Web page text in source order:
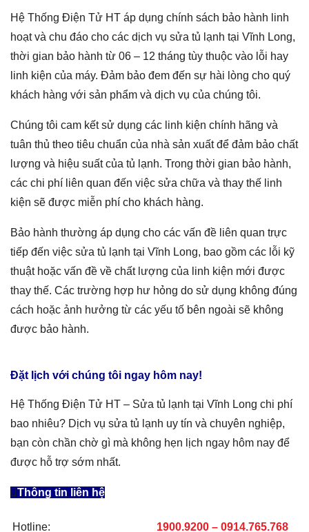
Hệ Thống Điện Tử HT áp dụng chính sách bảo hành linh
hoạt và chu đáo cho các dịch vụ sửa tủ lạnh tại Vĩnh Long,
thời gian bảo hành từ 06 – 12 tháng tùy thuộc vào lỗi hay
linh kiện của máy. Đảm bảo đem đến sự hài lòng cho quý
khách hàng với sản phẩm và dịch vụ của chúng tôi.
Chúng tôi cam kết sử dụng các linh kiện chính hãng và
tuân thủ theo tiêu chuẩn của nhà sản xuất để đảm bảo chất
lượng và hiệu suất của tủ lạnh. Trong thời gian bảo hành,
các chi phí liên quan đến việc sửa chữa và thay thế linh
kiện sẽ được miễn phí cho khách hàng.
Bảo hành thường áp dụng cho các vấn đề liên quan trực
tiếp đến việc sửa tủ lạnh tại Vĩnh Long, bao gồm các lỗi kỹ
thuật hoặc vấn đề về chất lượng của linh kiện mới được
thay thế. Các trường hợp hư hỏng do sử dụng không đúng
cách hoặc ảnh hưởng từ các yếu tố bên ngoài sẽ không
được bảo hành.
Đặt lịch với chúng tôi ngay hôm nay!
Hệ Thống Điện Tử HT – Sửa tủ lạnh tại Vĩnh Long chi phí
bao nhiêu? Dịch vụ sửa tủ lạnh uy tín và chuyên nghiệp,
bạn còn chần chờ gì mà không hẹn lịch ngay hôm nay để
được hỗ trợ sớm nhất.
Thông tin liên hệ
Hotline: 1900.9200 – 0914.765.768